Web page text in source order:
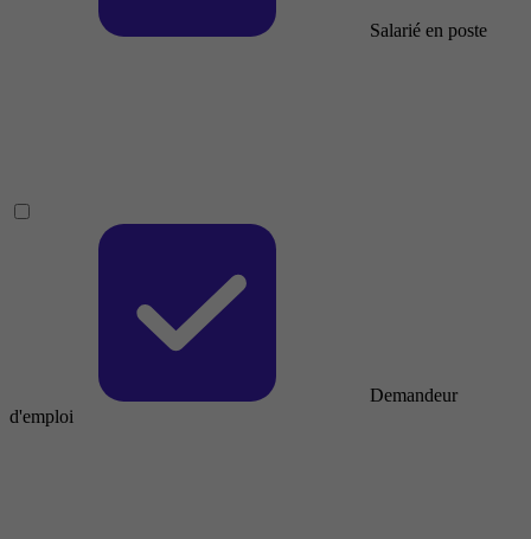
Salarié en poste
Demandeur
d'emploi